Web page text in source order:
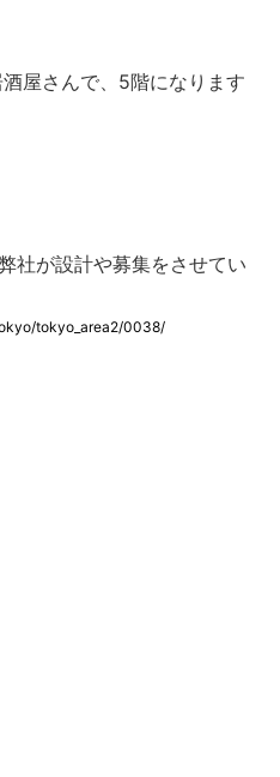
屋さんで、5階になります
社が設計や募集をさせてい
tokyo_area2/0038/